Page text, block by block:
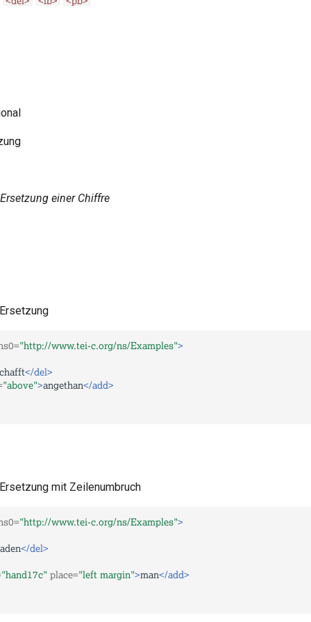
einer Chiffre
"http://www.tei-c.org/ns/Examples">
</del>
"above">angethan</add>
mit Zeilenumbruch
"http://www.tei-c.org/ns/Examples">
</del>
"hand17c" place="left margin">man</add>